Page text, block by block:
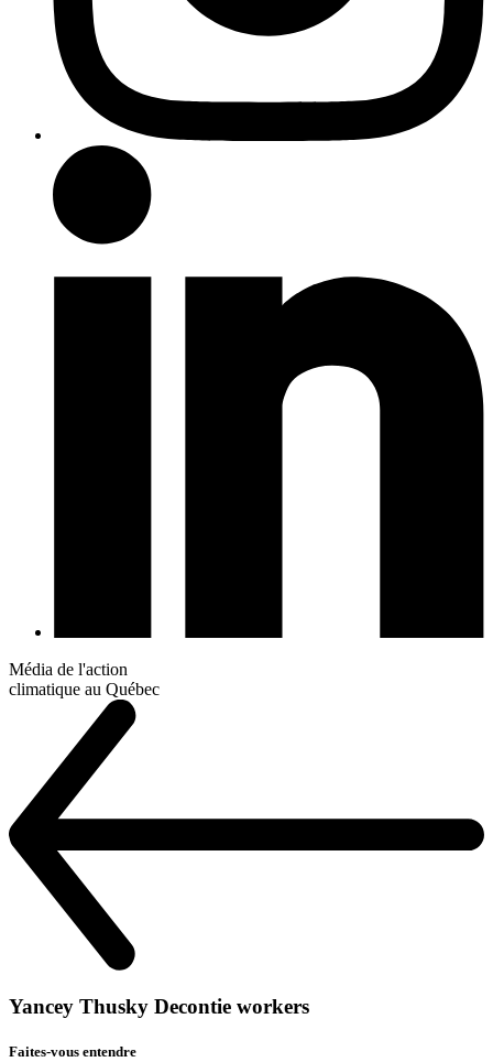
Média de l'action
climatique au Québec
Yancey Thusky Decontie workers
Faites-vous entendre